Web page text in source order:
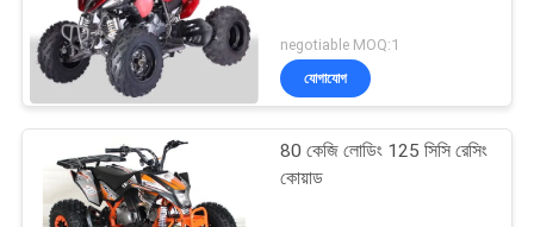
negotiable MOQ:1
যোগাযোগ
80 কেজি লোডিং 125 সিসি রেসিং
কোয়াড